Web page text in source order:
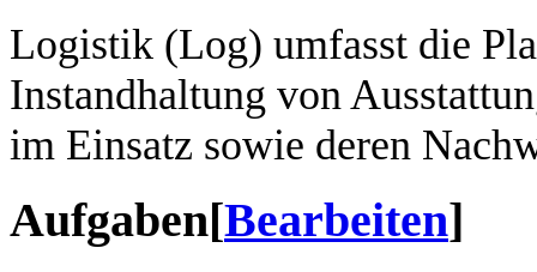
Logistik (Log) umfasst die
Instandhaltung von
im Einsatz sowie deren
Aufgaben[Bearbeiten]